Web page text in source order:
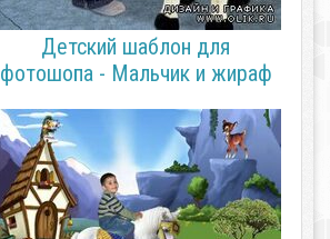
Детский шаблон для
фотошопа - Мальчик и жираф